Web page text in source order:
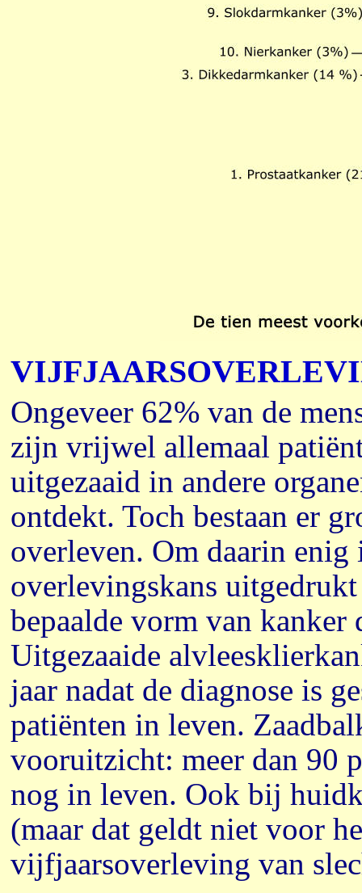
Ongeveer 62% van de
zijn vrijwel allemaal
uitgezaaid in andere
ontdekt. Toch bestaan er
overleven. Om daarin
overlevingskans
bepaalde vorm van
Uitgezaaide
jaar nadat de diagnose is
patiënten in leven.
vooruitzicht: meer dan 90
nog in leven. Ook bij
(maar dat geldt niet voor
vijfjaarsoverleving van